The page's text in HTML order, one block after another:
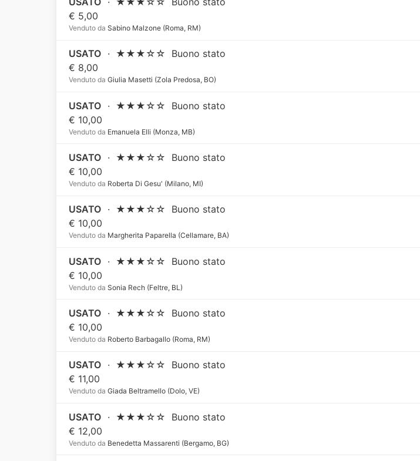
€ 5,00
Venduto da Sabino Malzone (Roma, RM)
USATO · ★★★☆☆
Buono stato
€ 8,00
Venduto da Giulia Masetti (Zola Predosa, BO)
USATO · ★★★☆☆
Buono stato
€ 10,00
Venduto da Emanuela Elli (Monza, MB)
USATO · ★★★☆☆
Buono stato
€ 10,00
Venduto da Roberta Di Gesu' (Milano, MI)
USATO · ★★★☆☆
Buono stato
€ 10,00
Venduto da Margherita Paparella (Cellamare, BA)
USATO · ★★★☆☆
Buono stato
€ 10,00
Venduto da Sonia Rech (Feltre, BL)
USATO · ★★★☆☆
Buono stato
€ 10,00
Venduto da Roberto Barbagallo (Roma, RM)
USATO · ★★★☆☆
Buono stato
€ 11,00
Venduto da Giada Beltramello (Dolo, VE)
USATO · ★★★☆☆
Buono stato
€ 12,00
Venduto da Benedetta Massarenti (Bergamo, BG)